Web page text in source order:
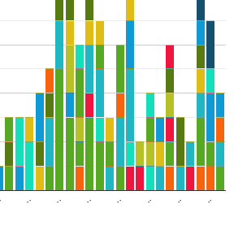
.. .. .. .. .. .. ..